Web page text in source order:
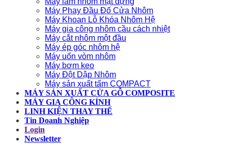
Máy Phay Đầu Đố Cửa Nhôm
Máy Khoan Lỗ Khóa Nhôm Hệ
Máy gia công nhôm cầu cách nhiệt
Máy cắt nhôm một đầu
Máy ép góc nhôm hệ
Máy uốn vòm nhôm
Máy bơm keo
Máy Đột Dập Nhôm
Máy sản xuất tấm COMPACT
MÁY SẢN XUẤT CỬA GỖ COMPOSITE
MÁY GIA CÔNG KÍNH
LINH KIỆN THAY THẾ
Tin Doanh Nghiệp
Login
Newsletter